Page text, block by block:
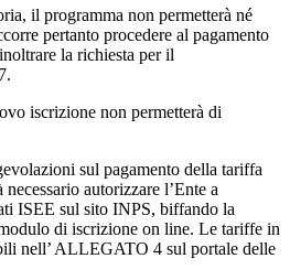
il programma non permetterà né
pertanto procedere al pagamento
la richiesta per il
iscrizione non permetterà di
sul pagamento della tariffa
autorizzare l’Ente a
ISEE sul sito INPS, biffando la
di iscrizione on line. Le tariffe in
nell’ ALLEGATO 4 sul portale delle